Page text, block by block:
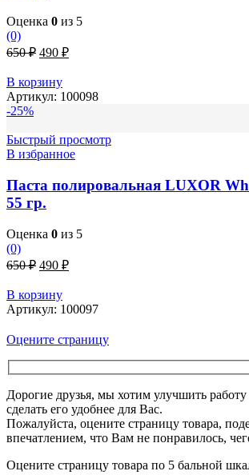
Оценка 0 из 5
(0)
650₽ Первоначальная
составляла
650 ₽.
490 ₽
В корзину
Артикул: 100098
-25%
Быстрый просмотр
В избранное
Паста полировальная LUXOR
55 гр.
Оценка 0 из 5
(0)
650₽ Первоначальная
составляла
650 ₽.
490 ₽
В корзину
Артикул: 100097
Оцените страницу
Дорогие друзья, мы хотим улучшить работу
сделать его удобнее для Вас.
Пожалуйста, оцените страницу товара,
впечатлением, что Вам не понравилось,
Оцените страницу товара по 5 бальной